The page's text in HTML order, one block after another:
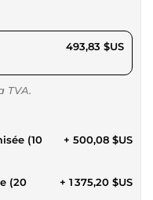
493,83 $US
TVA.
(10
+ 500,08 $US
(20
+ 1 375,20 $US